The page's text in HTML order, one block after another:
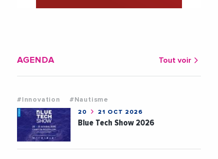
AGENDA Tout voir
#Innovation #Nautisme
20 21 OCT 2026
Blue Tech Show 2026